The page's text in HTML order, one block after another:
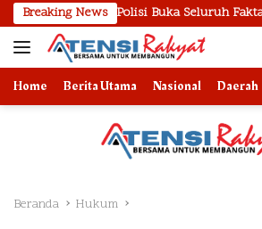
Langsung
ke
konten
Breaking News
Polisi Buka Seluruh Fakta Secara Terang
Home Berita Utama Nasional Daerah
Beranda Hukum